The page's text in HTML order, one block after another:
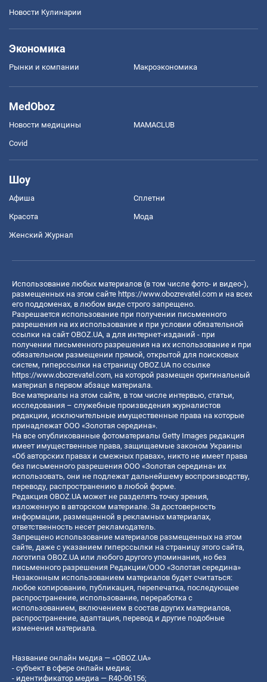
Новости Кулинарии
Экономика
Рынки и компании Mакроэкономика
MedOboz
Новости медицины MAMACLUB
Covid
Шоу
Афиша Сплетни
Красота Мода
Женский Журнал
Использование любых материалов (в том числе фото- и видео-),
размещенных на этом сайте https://www.obozrevatel.com и на всех
его поддоменах, в любом виде строго запрещено.
Разрешается использование при получении письменного
разрешения на их использование и при условии обязательной
ссылки на сайт OBOZ.UA, а для интернет-изданий - при
получении письменного разрешения на их использование и при
обязательном размещении прямой, открытой для поисковых
систем, гиперссылки на страницу OBOZ.UA по ссылке
https://www.obozrevatel.com, на которой размещен оригинальный
материал в первом абзаце материала.
Все материалы на этом сайте, в том числе интервью, статьи,
исследования – служебные произведения журналистов
редакции, исключительные имущественные права на которые
принадлежат ООО «Золотая середина».
На все опубликованные фотоматериалы Getty Images редакция
имеет имущественные права, защищаемые законом Украины
«Об авторских правах и смежных правах», никто не имеет права
без письменного разрешения ООО «Золотая середина» их
использовать, они не подлежат дальнейшему воспроизводству,
переводу, распространению в любой форме.
Редакция OBOZ.UA может не разделять точку зрения,
изложенную в авторском материале. За достоверность
информации, размещенной в рекламных материалах,
ответственность несет рекламодатель.
Запрещено использование материалов размещенных на этом
сайте, даже с указанием гиперссылки на страницу этого сайта,
логотипа OBOZ.UA или любого другого упоминания, но без
письменного разрешения Редакции/ООО «Золотая середина»
Незаконным использованием материалов будет считаться:
любое копирование, публикация, перепечатка, последующее
распространение, использование, переработка с
использованием, включением в состав других материалов,
распространение, адаптация, перевод и другие подобные
изменения материала.
Название онлайн медиа — «OBOZ.UA»
- субъект в сфере онлайн медиа;
- идентификатор медиа — R40-06156;